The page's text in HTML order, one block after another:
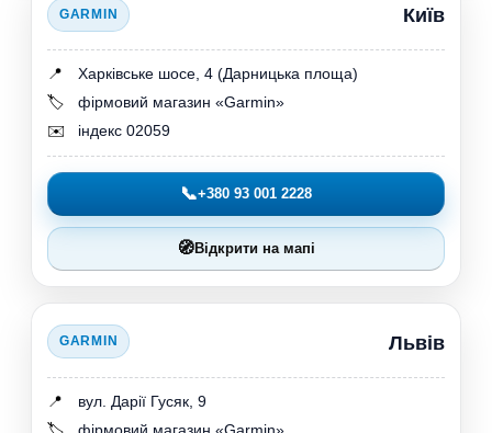
GARMIN Київ
📍
Харківське шосе, 4 (Дарницька площа)
🏷️
фірмовий магазин «Garmin»
✉️
індекс 02059
📞+380 93 001 2228
🧭Відкрити на мапі
GARMIN Львів
📍
вул. Дарії Гусяк, 9